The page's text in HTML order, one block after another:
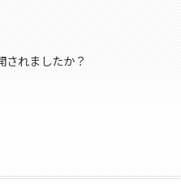
されましたか？